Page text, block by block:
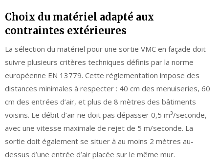
Choix du matériel adapté aux
contraintes extérieures
La sélection du matériel pour une sortie VMC en façade doit
suivre plusieurs critères techniques définis par la norme
européenne EN 13779. Cette réglementation impose des
distances minimales à respecter : 40 cm des menuiseries, 60
cm des entrées d’air, et plus de 8 mètres des bâtiments
voisins. Le débit d’air ne doit pas dépasser 0,5 m³/seconde,
avec une vitesse maximale de rejet de 5 m/seconde. La
sortie doit également se situer à au moins 2 mètres au-
dessus d’une entrée d’air placée sur le même mur.